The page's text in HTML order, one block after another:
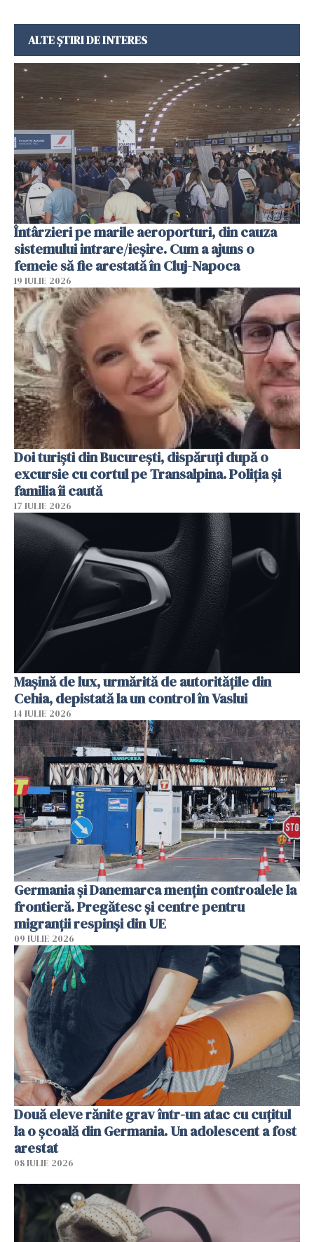
ALTE ȘTIRI DE INTERES
Întârzieri pe marile aeroporturi, din cauza
sistemului intrare/ieșire. Cum a ajuns o
femeie să fie arestată în Cluj-Napoca
19 IULIE 2026
Doi turiști din București, dispăruți după o
excursie cu cortul pe Transalpina. Poliția și
familia îi caută
17 IULIE 2026
Mașină de lux, urmărită de autoritățile din
Cehia, depistată la un control în Vaslui
14 IULIE 2026
Germania și Danemarca mențin controalele la
frontieră. Pregătesc și centre pentru
migranții respinși din UE
09 IULIE 2026
Două eleve rănite grav într-un atac cu cuțitul
la o școală din Germania. Un adolescent a fost
arestat
08 IULIE 2026